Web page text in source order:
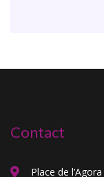
Contact
Place de